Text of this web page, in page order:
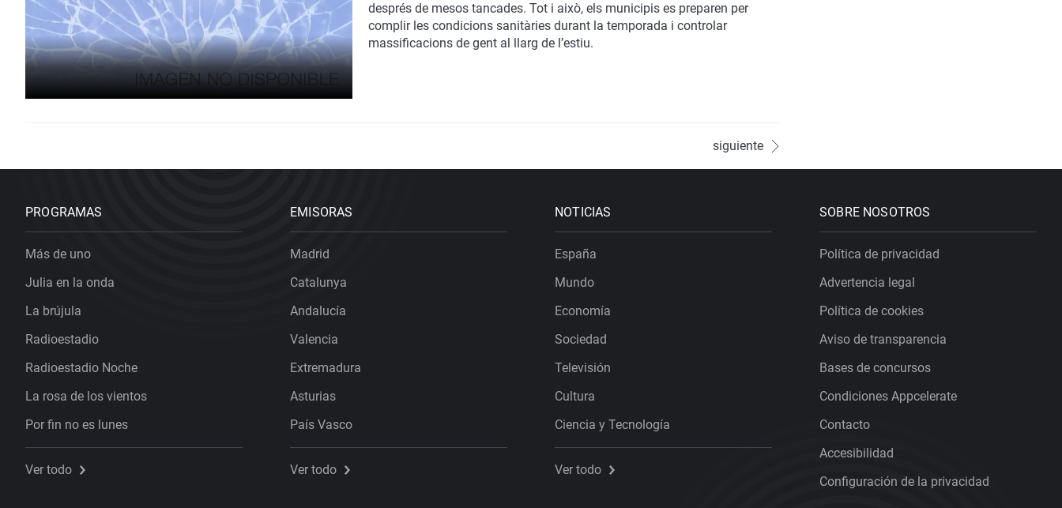
després de mesos tancades. Tot i això, els municipis es preparen per
complir les condicions sanitàries durant la temporada i controlar
massificacions de gent al llarg de l’estiu.
siguiente
PROGRAMAS
Más de uno
Julia en la onda
La brújula
Radioestadio
Radioestadio Noche
La rosa de los vientos
Por fin no es lunes
Ver todo
EMISORAS
Madrid
Catalunya
Andalucía
Valencia
Extremadura
Asturias
País Vasco
Ver todo
NOTICIAS
España
Mundo
Economía
Sociedad
Televisión
Cultura
Ciencia y Tecnología
Ver todo
SOBRE NOSOTROS
Política de privacidad
Advertencia legal
Política de cookies
Aviso de transparencia
Bases de concursos
Condiciones Appcelerate
Contacto
Accesibilidad
Configuración de la privacidad